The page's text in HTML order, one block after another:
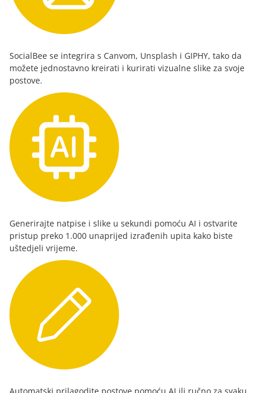
SocialBee se integrira s Canvom, Unsplash i GIPHY, tako da
možete jednostavno kreirati i kurirati vizualne slike za svoje
postove.
Generirajte natpise i slike u sekundi pomoću AI i ostvarite
pristup preko 1.000 unaprijed izrađenih upita kako biste
uštedjeli vrijeme.